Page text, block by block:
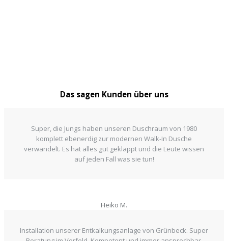
Das sagen Kunden über uns
Super, die Jungs haben unseren Duschraum von 1980
komplett ebenerdig zur modernen Walk-In Dusche
verwandelt. Es hat alles gut geklappt und die Leute wissen
auf jeden Fall was sie tun!
Heiko M.
Installation unserer Entkalkungsanlage von Grünbeck. Super